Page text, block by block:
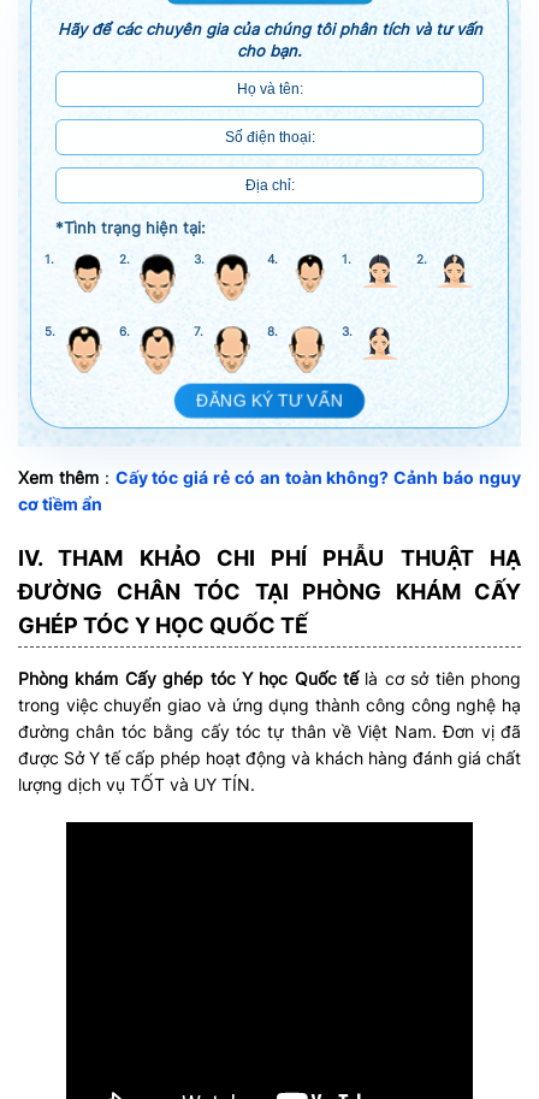
Hãy để các chuyên gia của chúng tôi phân tích và tư vấn
cho bạn.
*Tình trạng hiện tại:
1. 2. 3. 4. 1. 2.
5. 6. 7. 8. 3.
ĐĂNG KÝ TƯ VẤN
Xem thêm : Cấy tóc giá rẻ có an toàn không? Cảnh báo nguy
cơ tiềm ẩn
IV. THAM KHẢO CHI PHÍ PHẪU THUẬT HẠ
ĐƯỜNG CHÂN TÓC TẠI PHÒNG KHÁM CẤY
GHÉP TÓC Y HỌC QUỐC TẾ
Phòng khám Cấy ghép tóc Y học Quốc tếlà cơ sở tiên phong
trong việc chuyển giao và ứng dụng thành công công nghệ hạ
đường chân tóc bằng cấy tóc tự thân về Việt Nam. Đơn vị đã
được Sở Y tế cấp phép hoạt động và khách hàng đánh giá chất
lượng dịch vụ TỐT và UY TÍN.